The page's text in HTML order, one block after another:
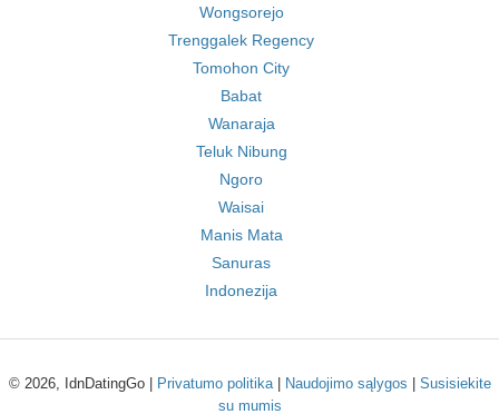
Wongsorejo
Trenggalek Regency
Tomohon City
Babat
Wanaraja
Teluk Nibung
Ngoro
Waisai
Manis Mata
Sanuras
Indonezija
© 2026, IdnDatingGo | Privatumo politika| Naudojimo sąlygos
Susisiekite
su mumis